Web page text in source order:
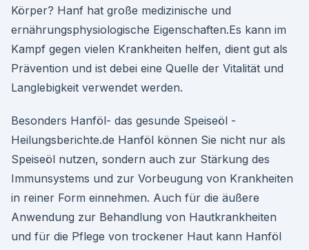
Körper? Hanf hat große medizinische und
ernährungsphysiologische Eigenschaften.Es kann im
Kampf gegen vielen Krankheiten helfen, dient gut als
Prävention und ist debei eine Quelle der Vitalität und
Langlebigkeit verwendet werden.
Besonders Hanföl- das gesunde Speiseöl -
Heilungsberichte.de Hanföl können Sie nicht nur als
Speiseöl nutzen, sondern auch zur Stärkung des
Immunsystems und zur Vorbeugung von Krankheiten
in reiner Form einnehmen. Auch für die äußere
Anwendung zur Behandlung von Hautkrankheiten
und für die Pflege von trockener Haut kann Hanföl